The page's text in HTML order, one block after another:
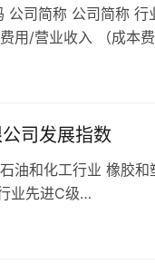
公司简称 公司简称
用/营业收入 （成本
司发展指数
油和化工行业 橡胶
业先进C级…